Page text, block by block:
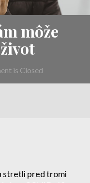
môže
is Closed
stretli pred tromi